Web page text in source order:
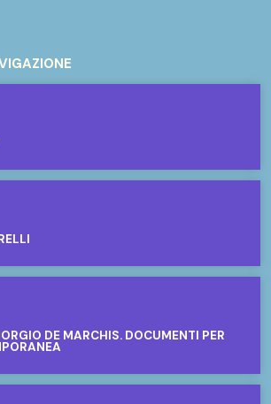
DE MARCHIS. DOCUMENTI PER